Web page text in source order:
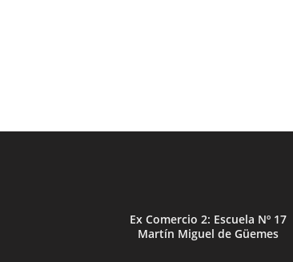
Ex Comercio 2: Escuela Nº 17
Martín Miguel de Güemes